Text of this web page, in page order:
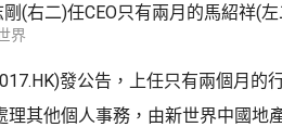
(右二)任CEO只有兩月的馬紹祥(
界
發公告，上任只有兩個月的
理其他個人事務，由新世界中國地